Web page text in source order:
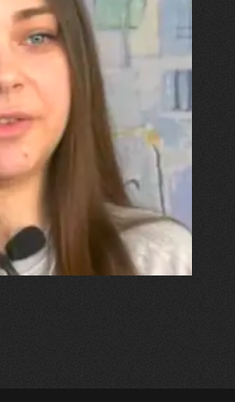
операцій, та
донька
змушує йти